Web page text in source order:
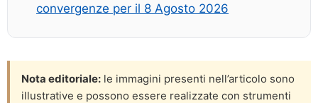
convergenze per il 8 Agosto 2026
Nota editoriale: le immagini presenti nell’articolo sono
illustrative e possono essere realizzate con strumenti